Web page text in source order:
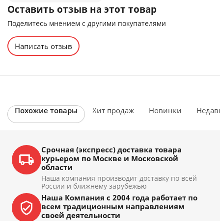
Оставить отзыв на этот товар
Поделитесь мнением с другими покупателями
Написать отзыв
Похожие товары Хит продаж Новинки
Срочная (экспресс) доставка товара
курьером по Москве и Московской
области
Наша компания производит доставку по всей
России и ближнему зарубежью
Наша Компания с 2004 года работает по
всем традиционным направлениям
своей деятельности